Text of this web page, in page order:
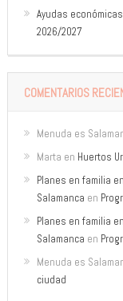
Ayudas
2026/2027
COMENTARIOS
Menuda es
Marta en Huertos
Planes en familia
Salamanca en
Planes en familia
Salamanca en
Menuda es
ciudad